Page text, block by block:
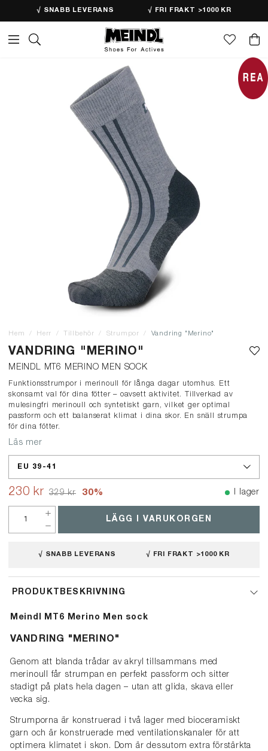
√ SNABB LEVERANS √ FRI FRAKT >1000 KR
Hem Herr Tillbehör Strumpor Vandring "Merino"
VANDRING "MERINO"
MEINDL MT6 MERINO MEN SOCK
Funktionsstrumpor i merinoull för långa dagar utomhus. Ett
skonsamt val för dina fötter – oavsett aktivitet. Tillverkad av
mulesingfri merinoull och syntetiskt garn, vilket ger optimal
passform och ett balanserat klimat i dina skor. En snäll strumpa
för dina fötter.
Läs mer
EU 39-41
230 kr 329 kr 30% I lager
LÄGG I VARUKORGEN
√ SNABB LEVERANS √ FRI FRAKT >1000 KR
PRODUKTBESKRIVNING
Meindl MT6 Merino Men sock
VANDRING "MERINO"
Genom att blanda trådar av akryl tillsammans med
merinoull får strumpan en perfekt passform och sitter
stadigt på plats hela dagen – utan att glida, skava eller
vecka sig.
Strumporna är konstruerad i två lager med bioceramiskt
garn och är konstruerade med ventilationskanaler för att
optimera klimatet i skon. Dom är dessutom extra förstärkta